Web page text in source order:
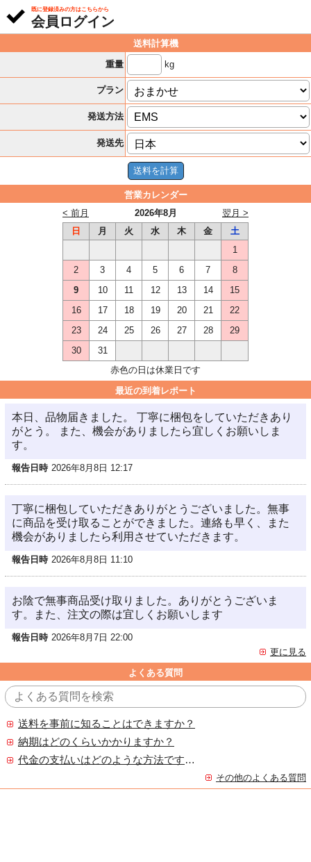
既に登録済みの方はこちらから
会員ログイン
送料計算機
重量
kg
プラン
発送方法
発送先
営業カレンダー
2026年8月
< 前月
翌月 >
日
月 火 水 木 金
土
1
2
3 4 5 6 7
8
9
10 11 12 13 14
15
16
17 18 19 20 21
22
23
24 25 26 27 28
29
30
31
赤色の日は休業日です
最近の到着レポート
本日、品物届きました。 丁寧に梱包をしていただきあり
がとう。 また、機会がありましたら宜しくお願いしま
す。
報告日時 2026年8月8日 12:17
丁寧に梱包していただきありがとうございました。無事
に商品を受け取ることができました。連絡も早く、また
機会がありましたら利用させていただきます。
報告日時 2026年8月8日 11:10
お陰で無事商品受け取りました。ありがとうございま
す。また、注文の際は宜しくお願いします
報告日時 2026年8月7日 22:00
更に見る
よくある質問
送料を事前に知ることはできますか？
納期はどのくらいかかりますか？
代金の支払いはどのような方法ですか？
その他のよくある質問